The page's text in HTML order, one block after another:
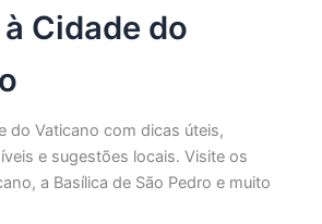
Cidade do
do Vaticano com dicas úteis,
e sugestões locais. Visite os
a Basílica de São Pedro e muito